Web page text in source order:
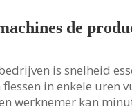
de
is snelheid
in enkele uren
werknemer kan